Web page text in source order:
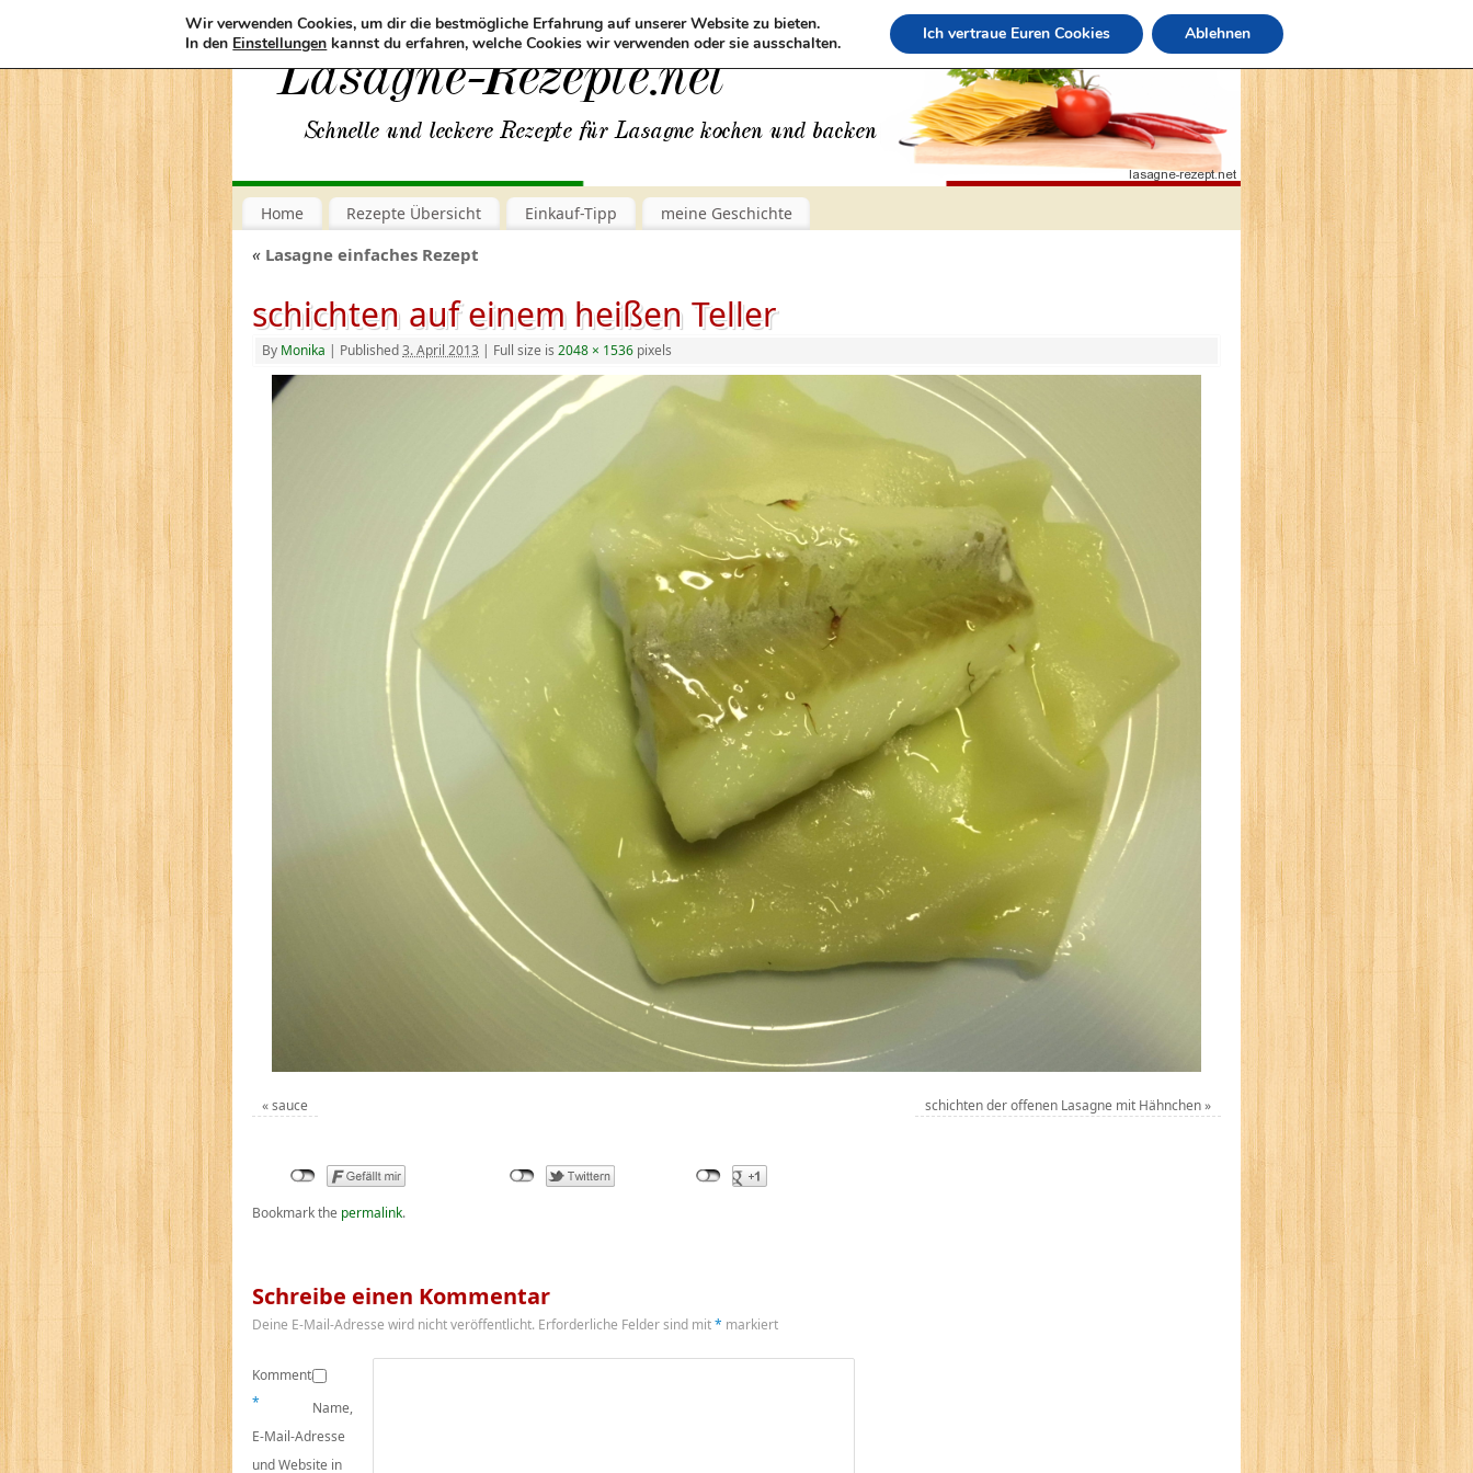
Home Rezepte Übersicht Einkauf-Tipp meine Geschichte
« Lasagne einfaches Rezept
schichten auf einem heißen Teller
By Monika | Published 3. April 2013 | Full size is2048 × 1536 pixels
«sauce schichten der offenen Lasagne mit Hähnchen»
Bookmark the permalink.
Schreibe einen Kommentar
Deine E-Mail-Adresse wird nicht veröffentlicht. Erforderliche Felder sind mit* markiert
Kommentar
*
Name,
E-Mail-Adresse
und Website in
Wir verwenden Cookies, um dir die bestmögliche Erfahrung auf unserer Website zu bieten.
In den Einstellungen kannst du erfahren, welche Cookies wir verwenden oder sie ausschalten. Ich vertraue Euren Cookies Ablehnen